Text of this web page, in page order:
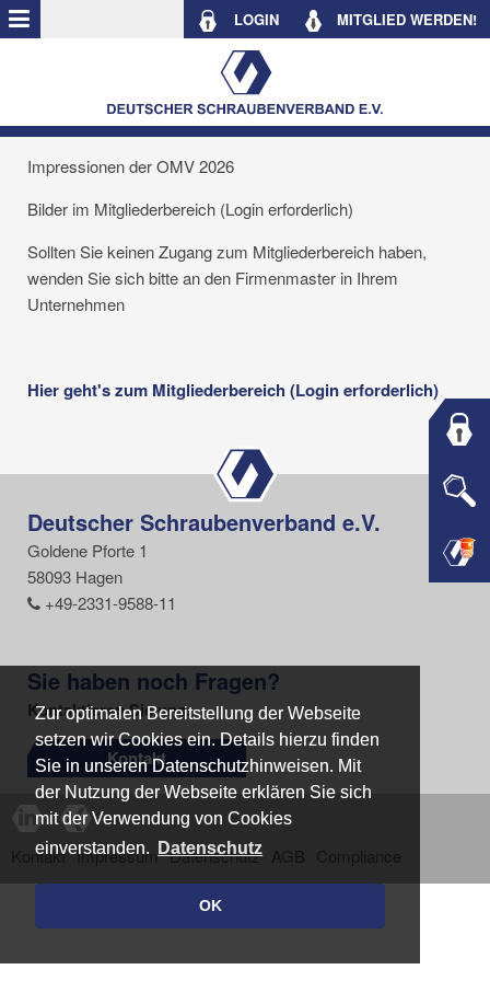
Zur optimalen Bereitstellung der Webseite
setzen wir Cookies ein. Details hierzu finden
Sie in unseren Datenschutzhinweisen. Mit
der Nutzung der Webseite erklären Sie sich
mit der Verwendung von Cookies
einverstanden.
Datenschutz
OK
Zur optimalen Bereitstellung der Webseite
setzen wir Cookies ein. Details hierzu finden
Sie in unseren Datenschutzhinweisen. Mit
der Nutzung der Webseite erklären Sie sich
mit der Verwendung von Cookies
einverstanden.
Datenschutz
OK
LOGIN MITGLIED WERDEN!
Impressionen der OMV 2026
Bilder im Mitgliederbereich (Login erforderlich)
Sollten Sie keinen Zugang zum Mitgliederbereich haben,
wenden Sie sich bitte an den Firmenmaster in Ihrem
Unternehmen
Hier geht's zum Mitgliederbereich (Login erforderlich)
Deutscher Schraubenverband e.V.
Goldene Pforte 1
58093 Hagen
+49-2331-9588-11
Sie haben noch Fragen?
Kontaktieren Sie uns.
Kontakt
Kontakt Impressum Datenschutz